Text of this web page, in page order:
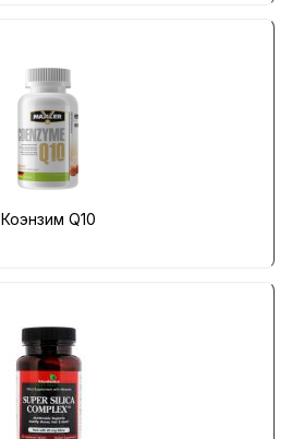
Коэнзим Q10